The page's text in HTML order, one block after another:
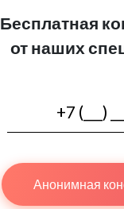
Бесплатная
от наших
Анонимная